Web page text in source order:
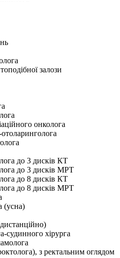
залози
онколога
отоларинголога
до 3 дисків КТ
до 3 дисків МРТ
до 8 дисків КТ
до 8 дисків МРТ
(усна)
судинного хірурга
з ректальним оглядом